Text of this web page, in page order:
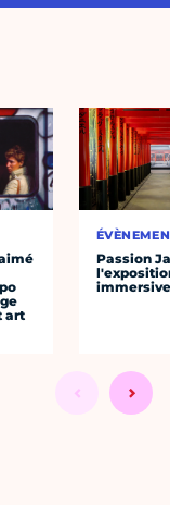
art
Passion